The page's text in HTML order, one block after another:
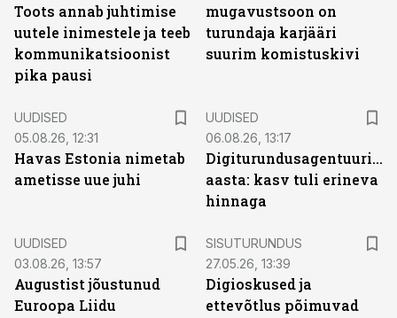
Toots annab juhtimise
uutele inimestele ja teeb
kommunikatsioonist
pika pausi
mugavustsoon on
turundaja karjääri
suurim komistuskivi
UUDISED
05.08.26, 12:31
Havas Estonia nimetab
ametisse uue juhi
UUDISED
06.08.26, 13:17
Digiturundusagentuuride
aasta: kasv tuli erineva
hinnaga
UUDISED
03.08.26, 13:57
Augustist jõustunud
Euroopa Liidu
SISUTURUNDUS
27.05.26, 13:39
Digioskused ja
ettevõtlus põimuvad